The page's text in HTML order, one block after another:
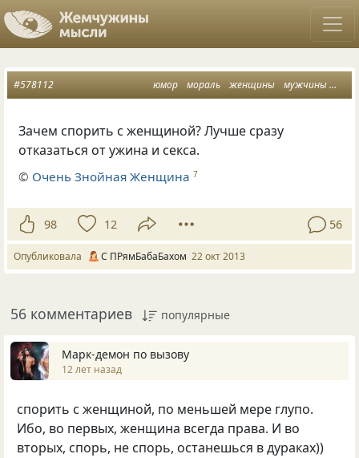
юмор мораль женщины мужчины
#578112
Зачем спорить с женщиной? Лучше сразу
отказаться от ужина и секса.
© Очень Знойная Женщина 7
98 12 56
Опубликовала С ПРямБабаБахом 22 окт 2013
56 комментариев популярные
Марк-демон по вызову
12 лет назад
спорить с женщиной, по меньшей мере глупо.
Ибо, во первых, женщина всегда права. И во
вторых, спорь, не спорь, останешься в дураках))